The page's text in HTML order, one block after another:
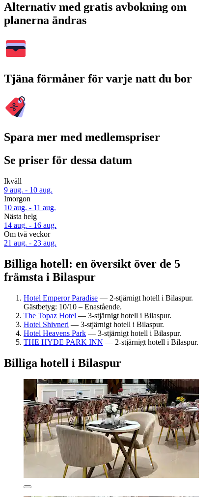
Alternativ med gratis avbokning om
planerna ändras
Tjäna förmåner för varje natt du bor
Spara mer med medlemspriser
Se priser för dessa datum
Ikväll
9 aug. - 10 aug.
Imorgon
10 aug. - 11 aug.
Nästa helg
14 aug. - 16 aug.
Om två veckor
21 aug. - 23 aug.
Billiga hotell: en översikt över de 5
främsta i Bilaspur
Hotel Emperor Paradise — 2-stjärnigt hotell i Bilaspur.
Gästbetyg: 10/10 – Enastående.
The Topaz Hotel — 3-stjärnigt hotell i Bilaspur.
Hotel Shivneri — 3-stjärnigt hotell i Bilaspur.
Hotel Heavens Park — 3-stjärnigt hotell i Bilaspur.
THE HYDE PARK INN — 2-stjärnigt hotell i Bilaspur.
Billiga hotell i Bilaspur